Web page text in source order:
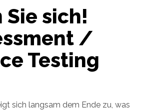
Sie sich!
/
Testing
sich langsam dem Ende zu, was